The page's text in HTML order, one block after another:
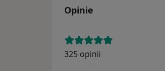
Opinie
325 opinii